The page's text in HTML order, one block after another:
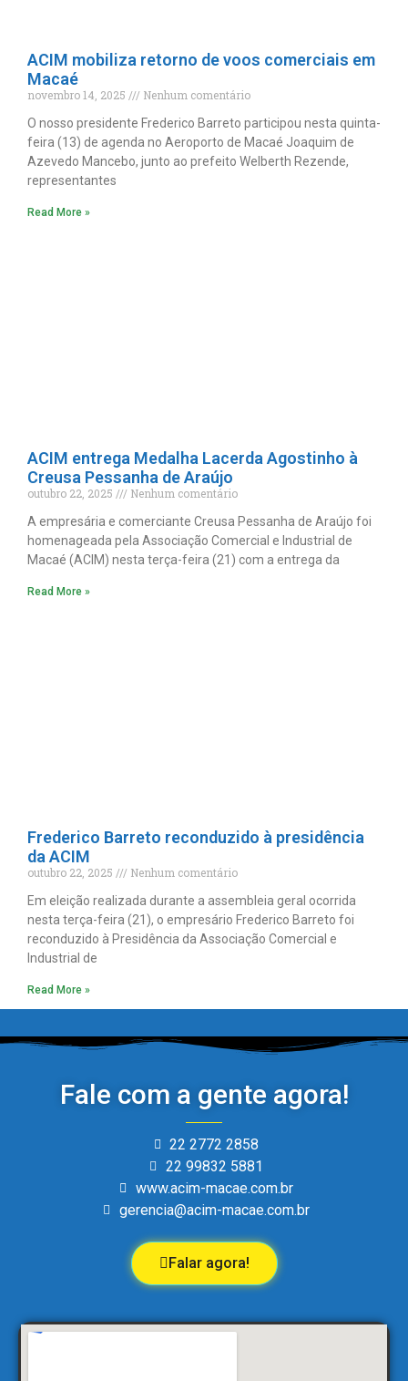
ACIM mobiliza retorno de voos comerciais em
Macaé
novembro 14, 2025
Nenhum comentário
O nosso presidente Frederico Barreto participou nesta quinta-
feira (13) de agenda no Aeroporto de Macaé Joaquim de
Azevedo Mancebo, junto ao prefeito Welberth Rezende,
representantes
Read More »
ACIM entrega Medalha Lacerda Agostinho à
Creusa Pessanha de Araújo
outubro 22, 2025
Nenhum comentário
A empresária e comerciante Creusa Pessanha de Araújo foi
homenageada pela Associação Comercial e Industrial de
Macaé (ACIM) nesta terça-feira (21) com a entrega da
Read More »
Frederico Barreto reconduzido à presidência
da ACIM
outubro 22, 2025
Nenhum comentário
Em eleição realizada durante a assembleia geral ocorrida
nesta terça-feira (21), o empresário Frederico Barreto foi
reconduzido à Presidência da Associação Comercial e
Industrial de
Read More »
Fale com a gente agora!
22 2772 2858
22 99832 5881
www.acim-macae.com.br
gerencia@acim-macae.com.br
Falar agora!